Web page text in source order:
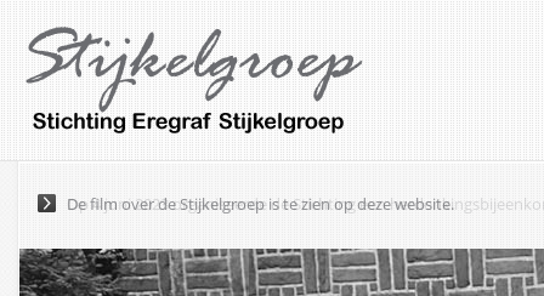
De film over de Stijkelgroep is te zien op deze website.